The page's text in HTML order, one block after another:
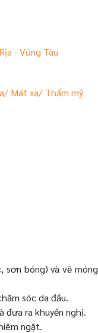
- Vũng Tàu
Mát xa/ Thẩm mỹ
sơn bóng) và vẽ móng
sóc da đầu.
đưa ra khuyến nghị.
ngặt.